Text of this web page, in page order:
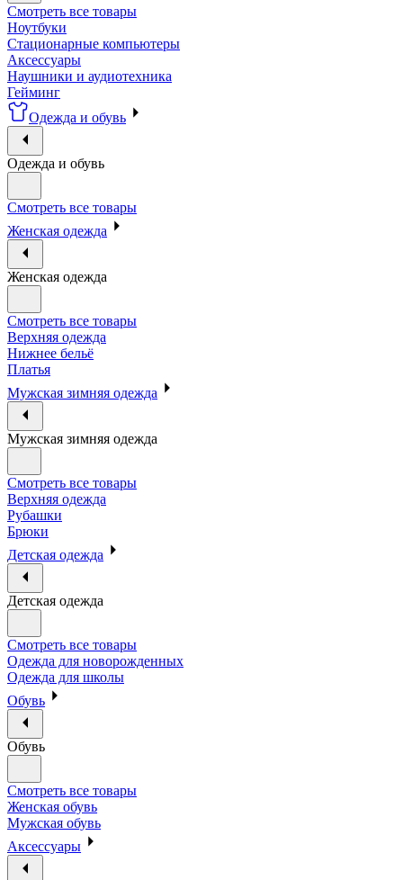
Смотреть все товары
Ноутбуки
Стационарные компьютеры
Аксессуары
Наушники и аудиотехника
Гейминг
Одежда и обувь
Одежда и обувь
Смотреть все товары
Женская одежда
Женская одежда
Смотреть все товары
Верхняя одежда
Нижнее бельё
Платья
Мужская зимняя одежда
Мужская зимняя одежда
Смотреть все товары
Верхняя одежда
Рубашки
Брюки
Детская одежда
Детская одежда
Смотреть все товары
Одежда для новорожденных
Одежда для школы
Обувь
Обувь
Смотреть все товары
Женская обувь
Мужская обувь
Аксессуары